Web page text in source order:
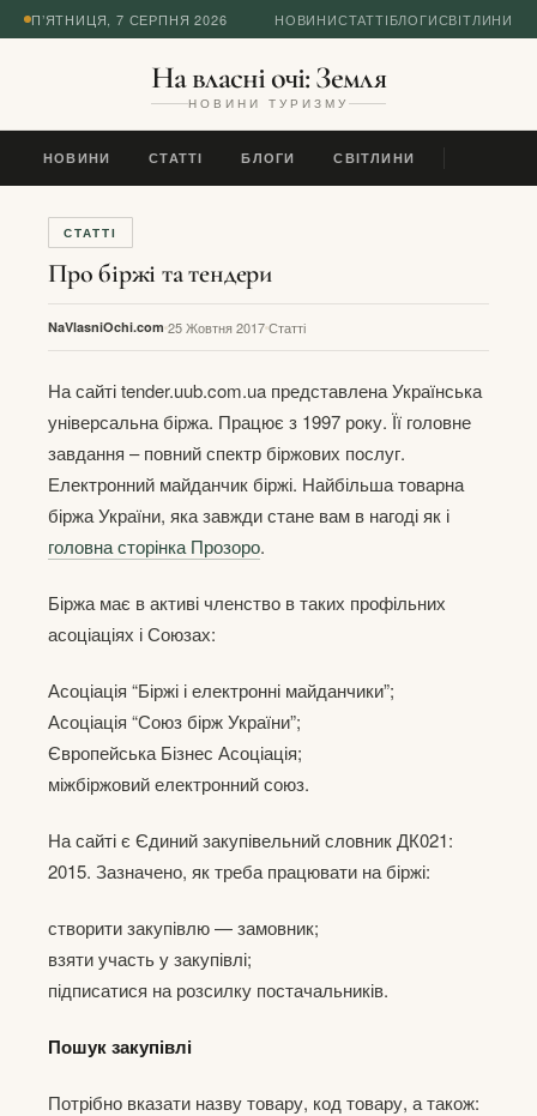
П’ЯТНИЦЯ, 7 СЕРПНЯ 2026 НОВИНИСТАТТІБЛОГИСВІТЛИНИ
На власні очі: Земля
НОВИНИ ТУРИЗМУ
НОВИНИ СТАТТІ БЛОГИ СВІТЛИНИ
СТАТТІ
Про біржі та тендери
NaVlasniOchi.com 25 Жовтня 2017Статті
На сайті tender.uub.com.ua представлена Українська
універсальна біржа. Працює з 1997 року. Її головне
завдання – повний спектр біржових послуг.
Електронний майданчик біржі. Найбільша товарна
біржа України, яка завжди стане вам в нагоді як і
головна сторінка Прозоро.
Біржа має в активі членство в таких профільних
асоціаціях і Союзах:
Асоціація “Біржі і електронні майданчики”;
Асоціація “Союз бірж України”;
Європейська Бізнес Асоціація;
міжбіржовий електронний союз.
На сайті є Єдиний закупівельний словник ДК021:
2015. Зазначено, як треба працювати на біржі:
створити закупівлю — замовник;
взяти участь у закупівлі;
підписатися на розсилку постачальників.
Пошук закупівлі
Потрібно вказати назву товару, код товару, а також: